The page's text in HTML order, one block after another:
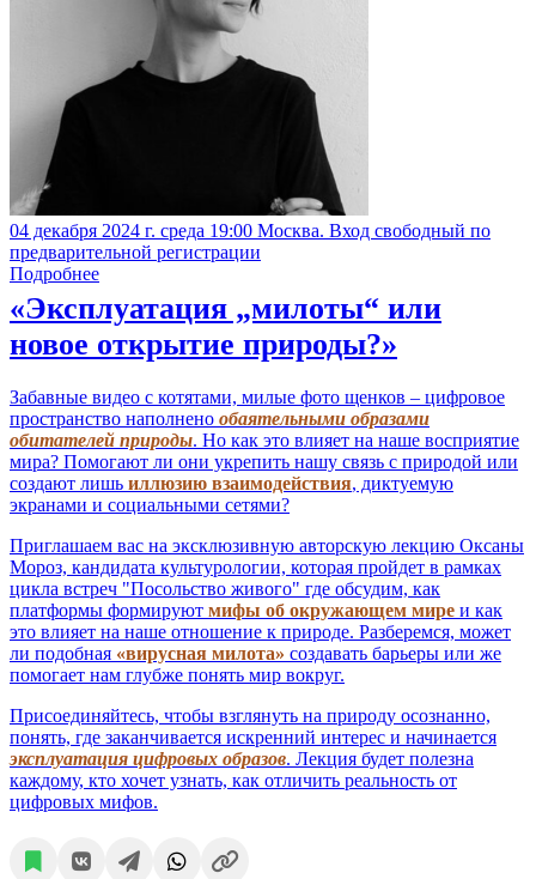
04 декабря 2024 г. среда 19:00 Москва. Вход свободный по
предварительной регистрации
Подробнее
«Эксплуатация „милоты“ или
новое открытие природы?»
Забавные видео с котятами, милые фото щенков – цифровое
пространство наполнено обаятельными образами
обитателей природы. Но как это влияет на наше восприятие
мира? Помогают ли они укрепить нашу связь с природой или
создают лишь иллюзию взаимодействия, диктуемую
экранами и социальными сетями?
Приглашаем вас на эксклюзивную авторскую лекцию Оксаны
Мороз, кандидата культурологии, которая пройдет в рамках
цикла встреч "Посольство живого" где обсудим, как
платформы формируют мифы об окружающем мире и как
это влияет на наше отношение к природе. Разберемся, может
ли подобная «вирусная милота» создавать барьеры или же
помогает нам глубже понять мир вокруг.
Присоединяйтесь, чтобы взглянуть на природу осознанно,
понять, где заканчивается искренний интерес и начинается
эксплуатация цифровых образов. Лекция будет полезна
каждому, кто хочет узнать, как отличить реальность от
цифровых мифов.